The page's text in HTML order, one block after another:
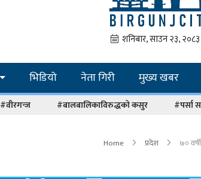
भिडियो नेता गिरी मुख्य खबर
#वीरगन्ज #बालबालिकाविरुद्धको कसुर #पर्सा
Home प्रदेश ७०